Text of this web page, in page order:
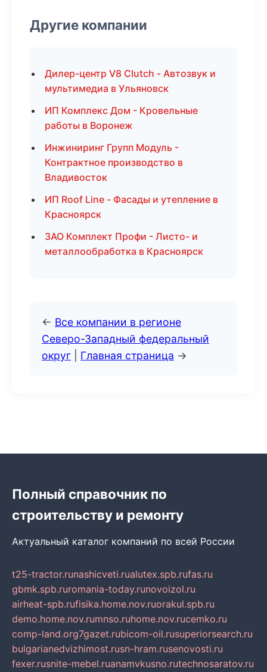
Другие компании
Дилер-центр V8 Clutch - Автозвук и
мультимедиа в Ульяновск
ИП Комплекс Дом - Кровельные
работы в Воронеж
Инжиниринг Групп Модуль -
Контрактное производство в
Владивосток
ИП Roof Line - Фасады и утепление в
Красноярск
ЗАО Комплект Профи - Листо- и
металлообработка в Красноярск
← Все компании в регионе
Северо-Западный федеральный
округ
Главная страница →
Полный справочник по
строительству и ремонту
Актуальный каталог компаний по всей России
t25-tractor.runashicveti.rualutex.spb.rufas.ru
gbmk.spb.ruromania-today.runovoizol.ru
airheat-spb.rufisika.home.nov.ruorakul.spb.ru
demo.home.nov.rumnso.ruhome.nov.rucemko.ru
comp-land.org7gazet.rubicom-oil.rusuperiorsearch.ru
bulgarianedvizhimost.rusn-hram.rusenovosti.ru
fexer.rusnite-mebel.ruanamvkusno.rutechnosaratov.ru